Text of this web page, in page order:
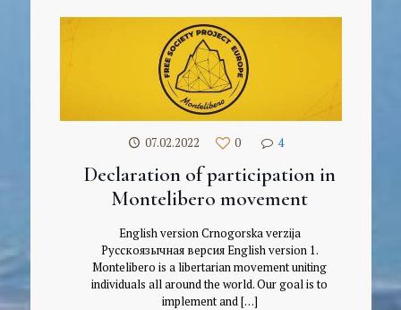
07.02.2022 0 4
Declaration of participation in
Montelibero movement
English version Crnogorska verzija
Русскоязычная версия English version 1.
Montelibero is a libertarian movement uniting
individuals all around the world. Our goal is to
implement and[…]